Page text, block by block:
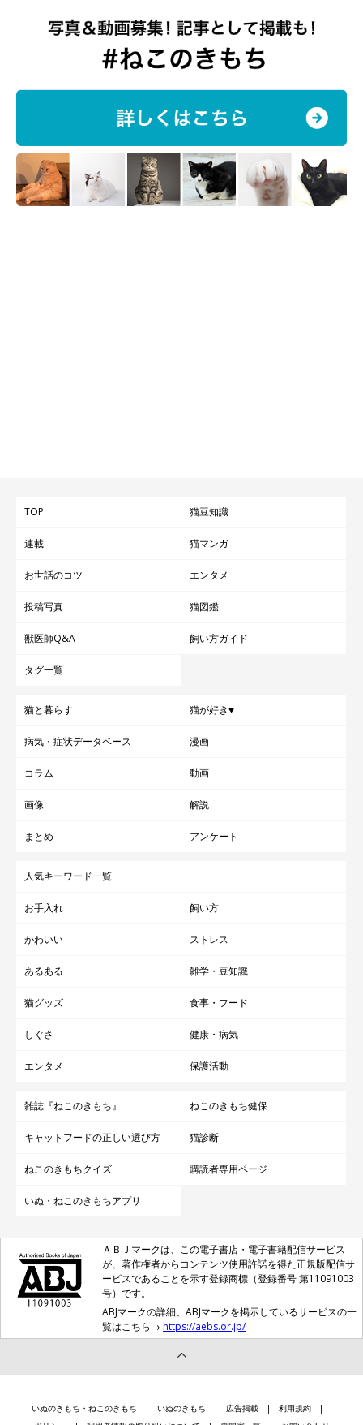
TOP 猫豆知識
連載 猫マンガ
お世話のコツ エンタメ
投稿写真 猫図鑑
獣医師Q&A 飼い方ガイド
タグ一覧
猫と暮らす 猫が好き♥
病気・症状データベース 漫画
コラム 動画
画像 解説
まとめ アンケート
人気キーワード一覧
お手入れ 飼い方
かわいい ストレス
あるある 雑学・豆知識
猫グッズ 食事・フード
しぐさ 健康・病気
エンタメ 保護活動
雑誌『ねこのきもち』 ねこのきもち健保
キャットフードの正しい選び方 猫診断
ねこのきもちクイズ 購読者専用ページ
いぬ・ねこのきもちアプリ
ＡＢＪマークは、この電子書店・電子書籍配信サービス
が、著作権者からコンテンツ使用許諾を得た正規版配信サ
ービスであることを示す登録商標（登録番号 第11091003
号）です。
ABJマークの詳細、ABJマークを掲示しているサービスの一
覧はこちら→ https://aebs.or.jp/
いぬのきもち・ねこのきもち いぬのきもち 広告掲載
利用規約